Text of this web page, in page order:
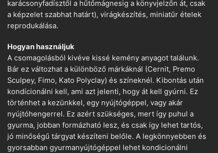
karácsonyfadísztől a hűtőmágnesig a könyvjelzőn át, csak
a képzelet szabhat határt), virágkészítés, miniatűr ételek
reprodukálása.
Hogyan használjuk
A csomagolásból kivéve kissé kemény anyagot találunk.
Bár ez változhat a különböző márkáknál (Cernit, Premo
Sculpey, Fimo, Kato Polyclay) és színeknél. Kibontás után
kondícionálni kell, ami azt jelenti, hogy át kell gyúrni. Ez
történhet a kezünkkel, egy nyújtógéppel, vagy akár
nyújtóhengerrel. Ez azért szükséges, mert így puhul a
gyurma, jobban formázható lesz, és csak így lehet tartós,
jó minőségű tárgyat készíteni belőle. A legkönnyebben és
gyorsabban gyurmanyújtógéppel lehet kondicionálni